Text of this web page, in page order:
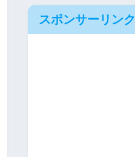
スポンサーリンク